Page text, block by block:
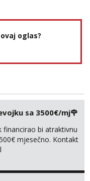
oglas?
sa 3500€/mj🌹
financirao bi atraktivnu
mjesečno. Kontakt